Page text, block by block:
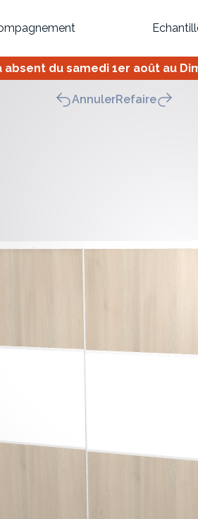
Inspirez-vous du catalogue
nos modèles pour créer le meuble qui
projet de A à Z
et concevez un meuble 100%
du samedi 1er août au
AnnulerRefaire